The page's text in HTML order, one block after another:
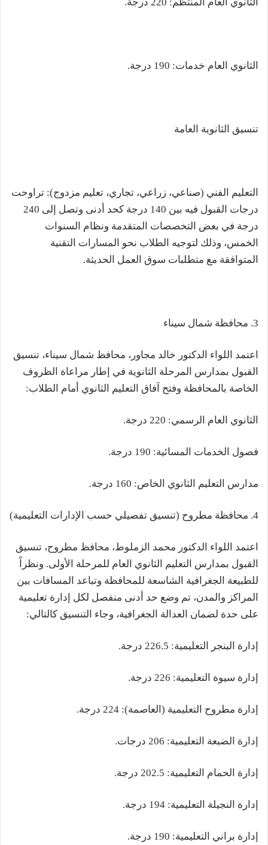
الثانوي العام خدمات: 190 درجة.
تنسيق الثانوية العامة
التعليم الفني (صناعي، زراعي، تجاري، تعليم مزدوج): تراوحت
درجات القبول فيه بين 140 درجة كحد أدنى وتصل إلى 240
درجة في بعض التخصصات المتقدمة ونظام السنوات
الخمس، وذلك لتوجيه الطلاب نحو المسارات التقنية
المتوافقة مع متطلبات سوق العمل الحديثة.
3. محافظة شمال سيناء
اعتمد اللواء الدكتور خالد مجاور، محافظ شمال سيناء، تنسيق
القبول بمدارس المرحلة الثانوية في إطار مراعاة الظروف
الخاصة بالمحافظة وفتح آفاق التعليم الثانوي أمام الطلاب:
الثانوي العام الرسمي: 220 درجة.
فصول الخدمات المسائية: 190 درجة.
مدارس التعليم الثانوي الخاص: 160 درجة.
4. محافظة مطروح (تنسيق تفصيلي حسب الإدارات التعليمية)
اعتمد اللواء الدكتور محمد الزملوط، محافظ مطروح، تنسيق
القبول بمدارس التعليم الثانوي العام للمرحلة الأولى. ونظراً
للطبيعة الجغرافية الشاسعة للمحافظة وتباعد المسافات بين
المراكز والمدن، تم وضع حد أدنى منفصل لكل إدارة تعليمية
على حدة لضمان العدالة الجغرافية، وجاء التنسيق كالتالي:
إدارة البنجر التعليمية: 226.5 درجة.
إدارة سيوة التعليمية: 226 درجة.
إدارة مطروح التعليمية (العاصمة): 224 درجة.
إدارة الضبعة التعليمية: 206 درجات.
إدارة الحمام التعليمية: 202.5 درجة.
إدارة النجيلة التعليمية: 194 درجة.
إدارة براني التعليمية: 190 درجة.